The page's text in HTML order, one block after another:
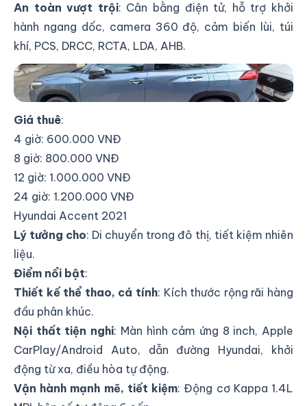
An toàn vượt trội: Cân bằng điện tử, hỗ trợ khởi
hành ngang dốc, camera 360 độ, cảm biến lùi, túi
khí, PCS, DRCC, RCTA, LDA, AHB.
Toyota Corolla Cross 2022: SUV gia đình thiết kế
hiện đại rộng rãi vận hành êm ái
Giá thuê:
4 giờ: 600.000 VNĐ
8 giờ: 800.000 VNĐ
12 giờ: 1.000.000 VNĐ
24 giờ: 1.200.000 VNĐ
Hyundai Accent 2021
Lý tưởng cho: Di chuyển trong đô thị, tiết kiệm nhiên
liệu.
Điểm nổi bật:
Thiết kế thể thao, cá tính: Kích thước rộng rãi hàng
đầu phân khúc.
Nội thất tiện nghi: Màn hình cảm ứng 8 inch, Apple
CarPlay/Android Auto, dẫn đường Hyundai, khởi
động từ xa, điều hòa tự động.
Vận hành mạnh mẽ, tiết kiệm: Động cơ Kappa 1.4L